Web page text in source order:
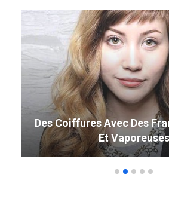
49 Coiffure Curly Weave
Tourne La Tête En